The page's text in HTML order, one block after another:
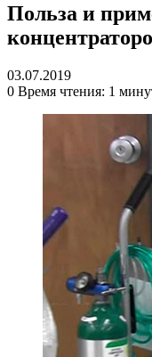
Польза и
03.07.2019
0 Время чтения: 1